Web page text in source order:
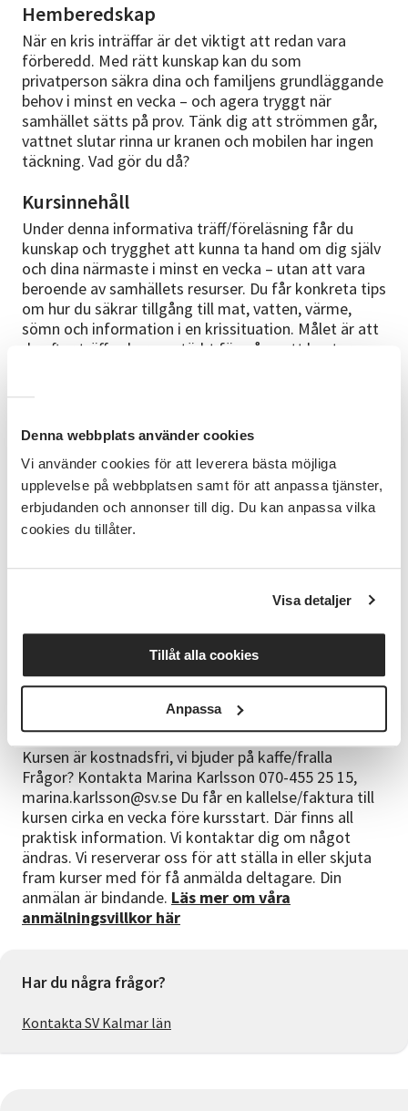
Denna webbplats använder cookies
Vi använder cookies för att leverera bästa möjliga
upplevelse på webbplatsen samt för att anpassa tjänster,
erbjudanden och annonser till dig. Du kan anpassa vilka
cookies du tillåter.
Visa detaljer
Tillåt alla cookies
Anpassa
Hemberedskap
När en kris inträffar är det viktigt att redan vara
förberedd. Med rätt kunskap kan du som
privatperson säkra dina och familjens grundläggande
behov i minst en vecka – och agera tryggt när
samhället sätts på prov. Tänk dig att strömmen går,
vattnet slutar rinna ur kranen och mobilen har ingen
täckning. Vad gör du då?
Kursinnehåll
Under denna informativa träff/föreläsning får du
kunskap och trygghet att kunna ta hand om dig själv
och dina närmaste i minst en vecka – utan att vara
beroende av samhällets resurser. Du får konkreta tips
om hur du säkrar tillgång till mat, vatten, värme,
sömn och information i en krissituation. Målet är att
du efter träffen har en stärkt förmåga att hantera
Målgrupp Den här träffen riktar sig till privatpersoner i
alla åldrar som vill känna sig tryggare och bättre
förberedda vid samhällsstörningar eller kriser. Du
kanske: Bor ensam eller med familj och vill veta hur
du klarar dig vid exempelvis strömavbrott eller
vattenbrist. Är nyfiken på hur du kan bygga upp ett
arbetar med krisberedskap och vad du själv kan bidra
hållbarhet. Är aktiv i en förening, grannsamverkan
eller annan lokal gemenskap där kunskapen kan
Info
Utbildare/ Kursledare Kursen leds av Ann Sellbrink,
erfaren instruktör från Civilförsvarsförbundet.
Kursen är kostnadsfri, vi bjuder på kaffe/fralla
Frågor? Kontakta Marina Karlsson 070-455 25 15,
marina.karlsson@sv.se Du får en kallelse/faktura till
kursen cirka en vecka före kursstart. Där finns all
praktisk information. Vi kontaktar dig om något
ändras. Vi reserverar oss för att ställa in eller skjuta
fram kurser med för få anmälda deltagare. Din
anmälan är bindande. Läs mer om våra
anmälningsvillkor här
Har du några frågor?
Kontakta SV Kalmar län